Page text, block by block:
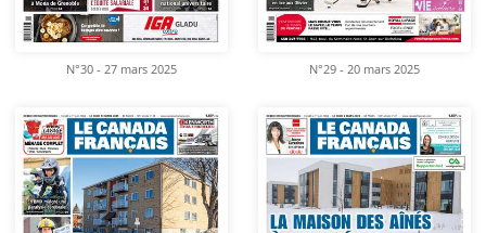
N°30 - 27 mars 2025 N°29 - 20 mars 2025